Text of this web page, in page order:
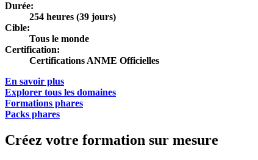
Durée:
254 heures (39 jours)
Cible:
Tous le monde
Certification:
Certifications ANME Officielles
En savoir plus
Explorer tous les domaines
Formations phares
Packs phares
Créez votre formation sur mesure